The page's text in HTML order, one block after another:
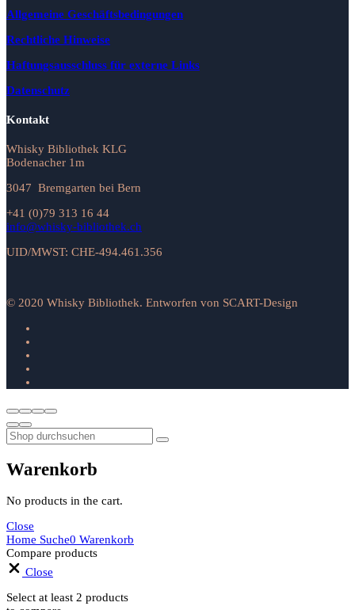
Allgemeine Geschäftsbedingungen
Rechtliche Hinweise
Haftungsausschluss für externe Links
Datenschutz
Kontakt
Whisky Bibliothek KLG
Bodenacher 1m
3047 Bremgarten bei Bern
+41 (0)79 313 16 44
info@whisky-bibliothek.ch
UID/MWST: CHE-494.461.356
© 2020 Whisky Bibliothek. Entworfen von SCART-Design
Warenkorb
No products in the cart.
Close
Home Suche0 Warenkorb
Compare products
Close
Select at least 2 products